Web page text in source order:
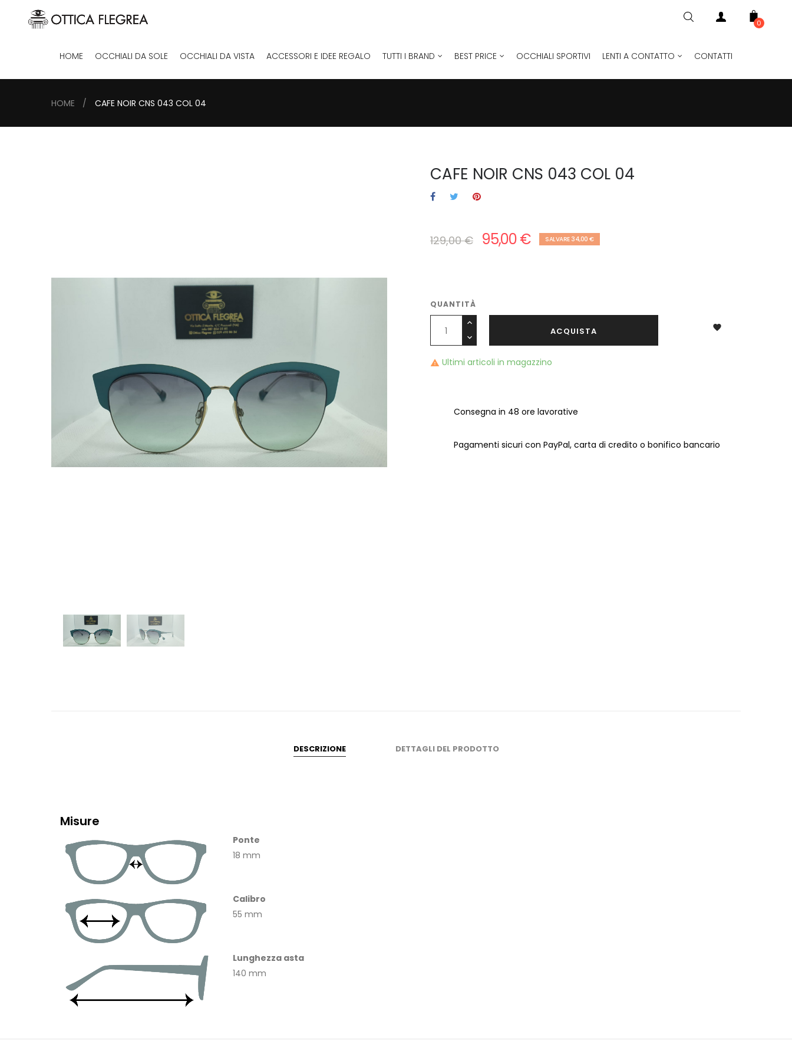
0
HOME OCCHIALI DA SOLE OCCHIALI DA VISTA ACCESSORI E IDEE REGALO TUTTI I BRAND BEST PRICE OCCHIALI SPORTIVI LENTI A CONTATTO CONTATTI
HOME CAFE NOIR CNS 043 COL 04
CAFE NOIR CNS 043 COL 04
129,00 € 95,00 € SALVARE 34,00 €
QUANTITÀ
ACQUISTA 
 Ultimi articoli in magazzino
Consegna in 48 ore lavorative
Pagamenti sicuri con PayPal, carta di credito o bonifico bancario
DESCRIZIONE DETTAGLI DEL PRODOTTO
Misure
Ponte
18 mm
Calibro
55 mm
Lunghezza asta
140 mm